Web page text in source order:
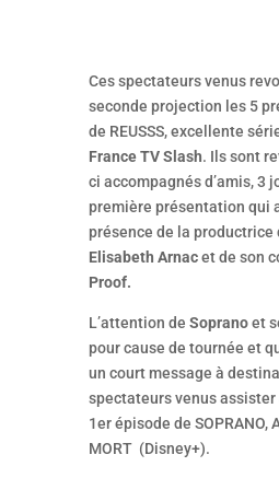
Ces spectateurs venus
seconde projection les 5
de REUSSS, excellente
France TV Slash. Ils sont
ci accompagnés d’amis, 3
première présentation qui
présence de la productrice
Elisabeth Arnacet de son
Proof.
L’attention de Sopranoet
pour cause de tournée et
un court message à
spectateurs venus
1er épisode de SOPRANO,
MORT (Disney+).